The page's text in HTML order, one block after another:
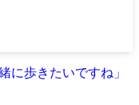
に歩きたいですね」